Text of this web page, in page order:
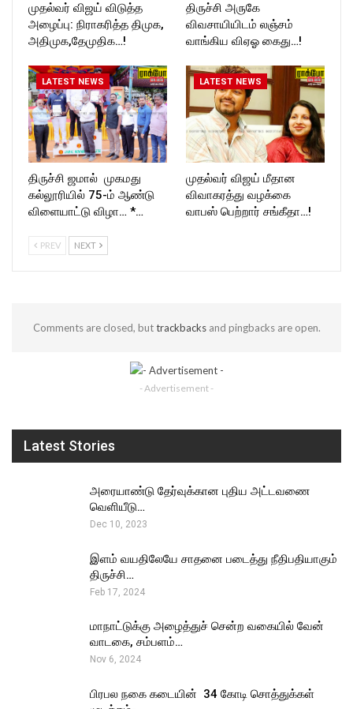
முதல்வர் விஜய் விடுத்த
அழைப்பு: நிராகரித்த திமுக,
அதிமுக,தேமுதிக…!
திருச்சி அருகே
விவசாயியிடம் லஞ்சம்
வாங்கிய விஏஓ கைது…!
LATEST NEWS
திருச்சி ஜமால் முகமது
கல்லூரியில் 75-ம் ஆண்டு
விளையாட்டு விழா… *…
LATEST NEWS
முதல்வர் விஜய் மீதான
விவாகரத்து வழக்கை
வாபஸ் பெற்றார் சங்கீதா…!
PREV NEXT
Comments are closed, buttrackbacksand pingbacks are open.
- Advertisement -
Latest Stories
அரையாண்டு தேர்வுக்கான புதிய அட்டவணை
வெளியீடு…
Dec 10, 2023
இளம் வயதிலேயே சாதனை படைத்து நீதிபதியாகும்
திருச்சி…
Feb 17, 2024
மாநாட்டுக்கு அழைத்துச் சென்ற வகையில் வேன்
வாடகை, சம்பளம்…
Nov 6, 2024
பிரபல நகை கடையின் ₹ 34 கோடி சொத்துக்கள்